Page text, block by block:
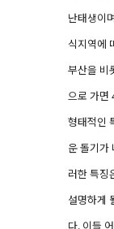
난태생이
식지역에
부산을 비
으로 가면
형태적인
운 돌기가
러한 특징
설명하게
다. 이들